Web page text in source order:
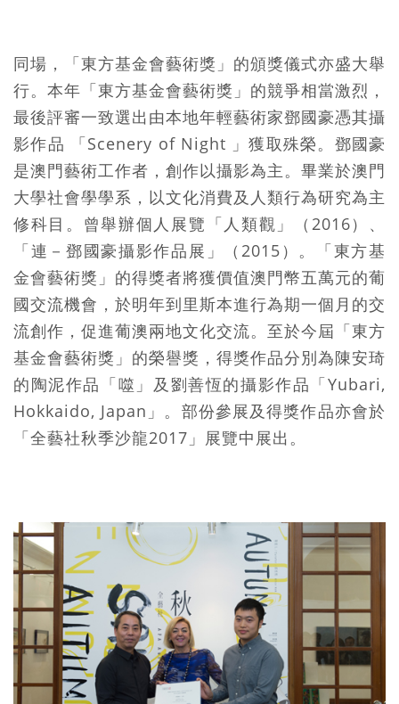
同場，「東方基金會藝術獎」的頒獎儀式亦盛大舉
行。本年「東方基金會藝術獎」的競爭相當激烈，
最後評審一致選出由本地年輕藝術家鄧國豪憑其攝
影作品 「Scenery of Night 」獲取殊榮。鄧國豪
是澳門藝術工作者，創作以攝影為主。畢業於澳門
大學社會學學系，以文化消費及人類行為研究為主
修科目。曾舉辦個人展覽「人類觀」（2016）、
「連－鄧國豪攝影作品展」（2015）。「東方基
金會藝術獎」的得獎者將獲價值澳門幣五萬元的葡
國交流機會，於明年到里斯本進行為期一個月的交
流創作，促進葡澳兩地文化交流。至於今屆「東方
基金會藝術獎」的榮譽獎，得獎作品分別為陳安琦
的陶泥作品「噬」及劉善恆的攝影作品「Yubari,
Hokkaido, Japan」。部份參展及得獎作品亦會於
「全藝社秋季沙龍2017」展覽中展出。